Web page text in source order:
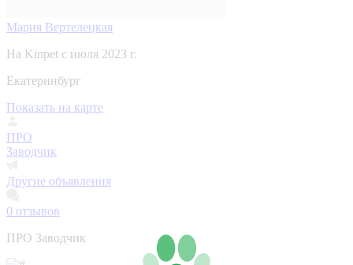
Мария Вертелецкая
На Kinpet c июля 2023 г.
Екатеринбург
Показать на карте
ПРО
Заводчик
Другие объявления
0 отзывов
ПРО Заводчик